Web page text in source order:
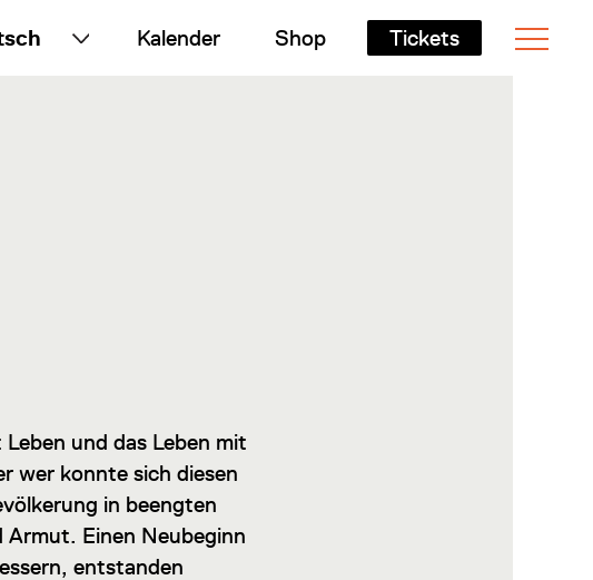
Kalender Shop Tickets
und das Leben mit
wer konnte sich diesen
in beengten
Einen Neubeginn
entstanden